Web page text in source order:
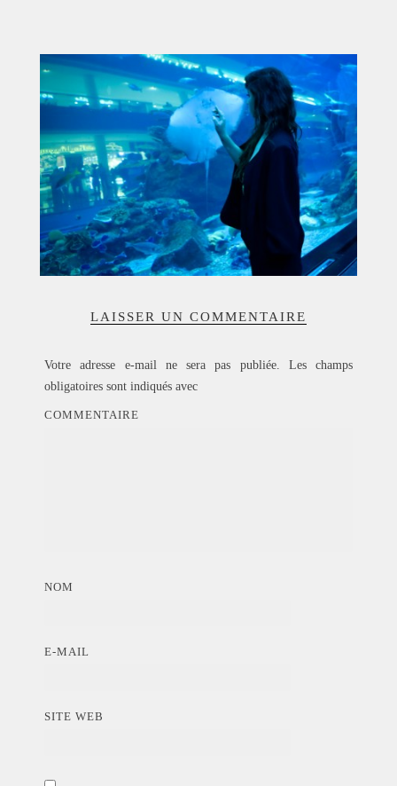
VOYAGES
LOOKBOOK
RECHERCHE
ARCHIVES
LAISSER UN COMMENTAIRE
Votre adresse e-mail ne sera pas publiée.
Les champs
obligatoires sont indiqués avec
COMMENTAIRE
NOM
E-MAIL
SITE WEB